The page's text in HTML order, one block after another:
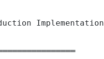
Implementation